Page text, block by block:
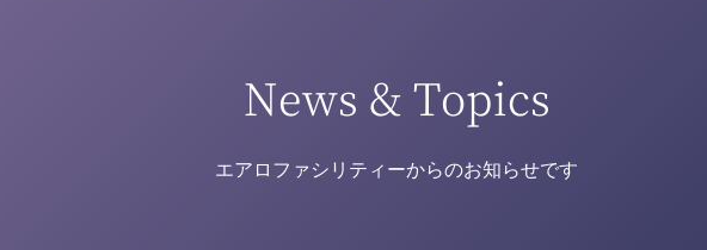
News & Topics
エアロファシリティーからのお知らせです